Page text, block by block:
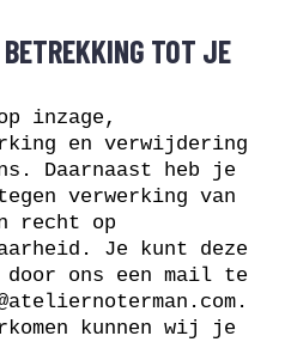
TOT JE
inzage,
en verwijdering
Daarnaast heb je
verwerking van
recht op
Je kunt deze
ons een mail te
.
kunnen wij je